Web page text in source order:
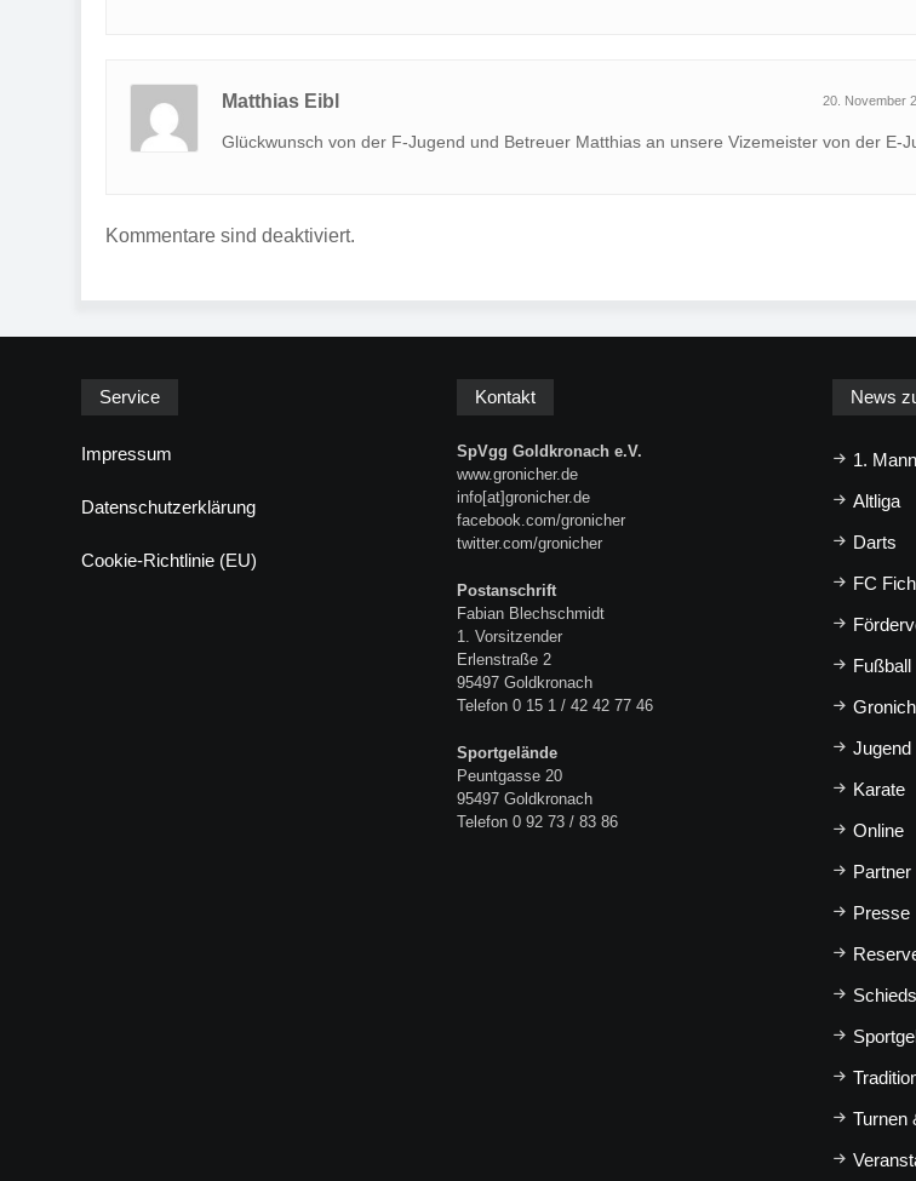
Matthias Eibl 20. November
Glückwunsch von der F-Jugend und Betreuer Matthias an unsere Vizemeister von der E-
Kommentare sind deaktiviert.
Service
Impressum
Datenschutzerklärung
Cookie-Richtlinie (EU)
Kontakt
SpVgg Goldkronach e.V.
www.gronicher.de
info[at]gronicher.de
facebook.com/gronicher
twitter.com/gronicher
Postanschrift
Fabian Blechschmidt
1. Vorsitzender
Erlenstraße 2
95497 Goldkronach
Telefon 0 15 1 / 42 42 77 46
Sportgelände
Peuntgasse 20
95497 Goldkronach
Telefon 0 92 73 / 83 86
News
1.
Altliga
Darts
FC
Fußball
Jugend
Karate
Online
Partner
Presse
Turnen